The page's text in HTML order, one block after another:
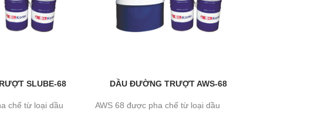
SLUBE-68
chế từ loại dầu
DẦU ĐƯỜNG TRƯỢT AWS-68
AWS 68 được pha chế từ loại dầu